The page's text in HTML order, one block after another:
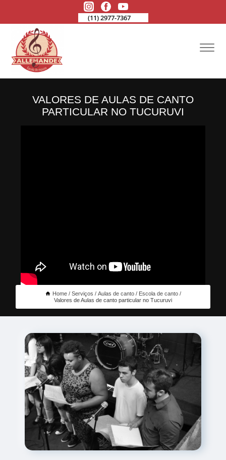
(11) 2977-7367
VALORES DE AULAS DE CANTO
PARTICULAR NO TUCURUVI
Home Serviços Aulas de canto
Escola de canto
Valores de Aulas de canto particular no Tucuruvi